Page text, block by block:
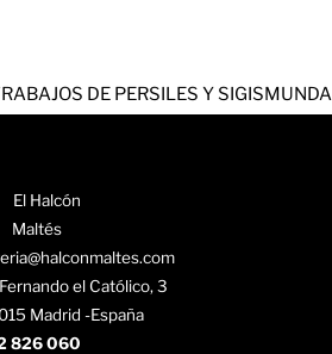
DE PERSILES Y SIGISMUNDA
el Católico, 3
Madrid -España
826 060